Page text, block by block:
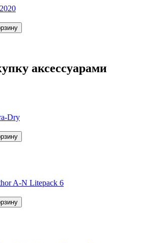
аксессуарами
Dry
A-N Litepack 6